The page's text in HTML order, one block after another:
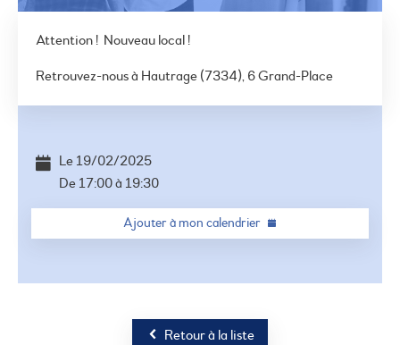
Attention ! Nouveau local !
Retrouvez-nous à Hautrage (7334), 6 Grand-Place
©
Le 19/02/2025
De 17:00à 19:30
Ajouter à mon calendrier
Retour à la liste